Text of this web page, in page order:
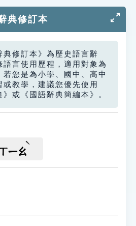
典修訂本
典修訂本》為歷史語言辭
語言使用歷程，適用對象為
若您是為小學、國中、高中
或教學，建議您優先使用
》或《國語辭典簡編本》。
ㄧㄠ